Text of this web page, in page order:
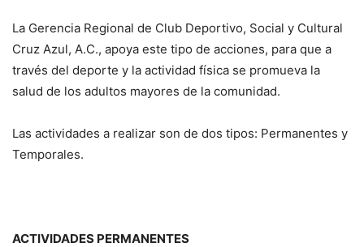
La Gerencia Regional de Club Deportivo, Social y Cultural
Cruz Azul, A.C., apoya este tipo de acciones, para que a
través del deporte y la actividad física se promueva la
salud de los adultos mayores de la comunidad.
Las actividades a realizar son de dos tipos: Permanentes y
Temporales.
ACTIVIDADES PERMANENTES